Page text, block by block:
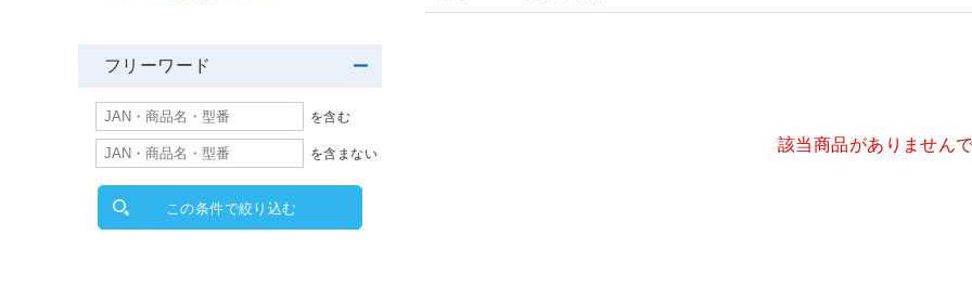
該当商品がありません
フリーワード
を含む
を含まない
この条件で絞り込む